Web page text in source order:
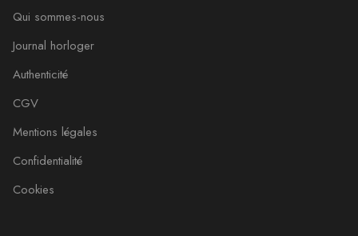
Qui sommes-nous
Journal horloger
Authenticité
CGV
Mentions légales
Confidentialité
Cookies